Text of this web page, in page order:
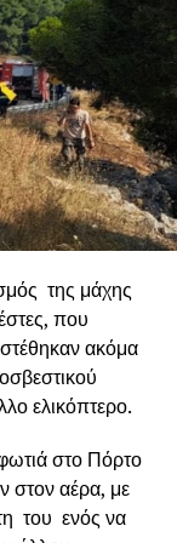
Πλέον,
ιδιαίτερα
ωρίμανση της
που φέρνει το
του.
της μάχης
που
ακόμα
ελικόπτερο.
στο Πόρτο
στον αέρα, με
του ενός να